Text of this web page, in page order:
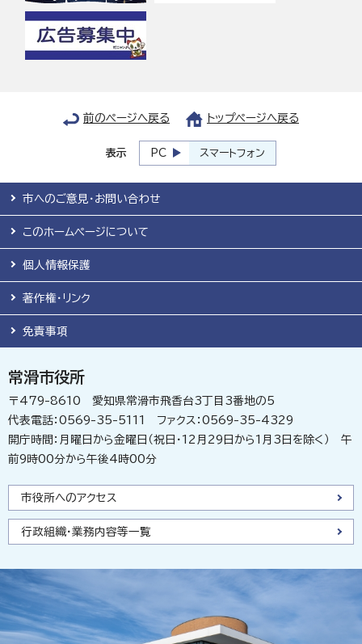
前のページへ戻る トップページへ戻る
表示 PC スマートフォン
市へのご意見・お問い合わせ
このホームページについて
個人情報保護
著作権・リンク
免責事項
常滑市役所
〒479-8610 愛知県常滑市飛香台3丁目3番地の5
代表電話：0569-35-5111 ファクス：0569-35-4329
開庁時間：月曜日から金曜日（祝日・12月29日から1月3日を除く） 午
前9時00分から午後4時00分
市役所へのアクセス
行政組織・業務内容等一覧